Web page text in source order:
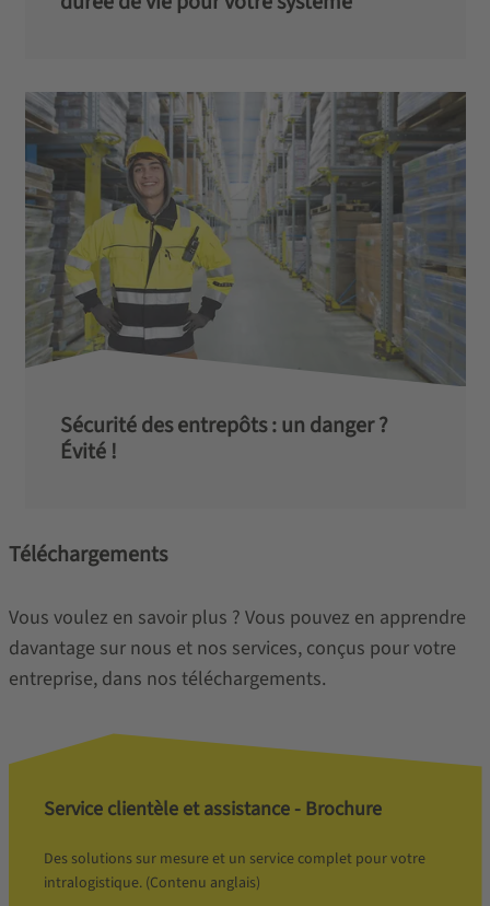
Sécurité des entrepôts : un danger ?
Évité !
Téléchargements
Vous voulez en savoir plus ? Vous pouvez en apprendre
davantage sur nous et nos services, conçus pour votre
entreprise, dans nos téléchargements.
Service clientèle et assistance - Brochure
Des solutions sur mesure et un service complet pour votre
intralogistique. (Contenu anglais)